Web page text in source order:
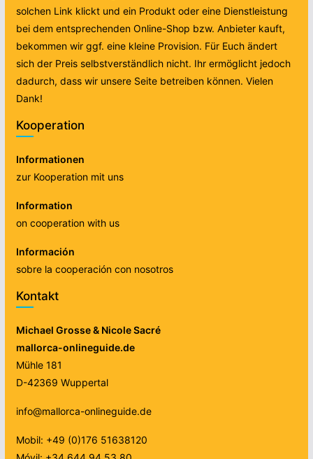
solchen Link klickt und ein Produkt oder eine Dienstleistung
bei dem entsprechenden Online-Shop bzw. Anbieter kauft,
bekommen wir ggf. eine kleine Provision. Für Euch ändert
sich der Preis selbstverständlich nicht. Ihr ermöglicht jedoch
dadurch, dass wir unsere Seite betreiben können. Vielen
Dank!
Kooperation
Informationen
zur Kooperation mit uns
Information
on cooperation with us
Información
sobre la cooperación con nosotros
Kontakt
Michael Grosse & Nicole Sacré
mallorca-onlineguide.de
Mühle 181
D-42369 Wuppertal
info@mallorca-onlineguide.de
Mobil: +49 (0)176 51638120